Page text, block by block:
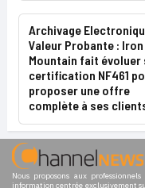
Archivage
Valeur Probante : Iron
Mountain fait évoluer
certification NF461
proposer une offre
complète à ses
Nous proposons aux
information centrée exclusivement